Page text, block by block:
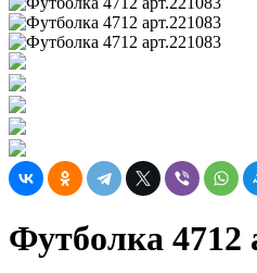
Футболка 4712